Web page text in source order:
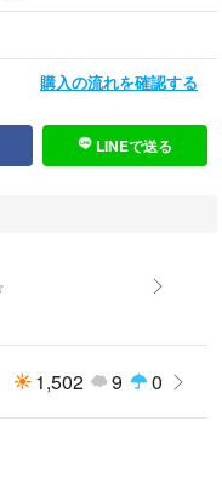
守る。ケースを付けたまま
封して検品しております。
購入の流れを確認する
LINEで送る
1,502 9 0